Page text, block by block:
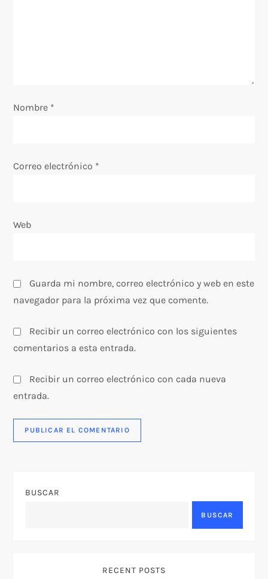
n
r
d
s
Nombre *
Correo electrónico *
Web
Guarda mi nombre, correo electrónico y web en este
navegador para la próxima vez que comente.
Recibir un correo electrónico con los siguientes
comentarios a esta entrada.
Recibir un correo electrónico con cada nueva
entrada.
BUSCAR
BUSCAR
RECENT POSTS